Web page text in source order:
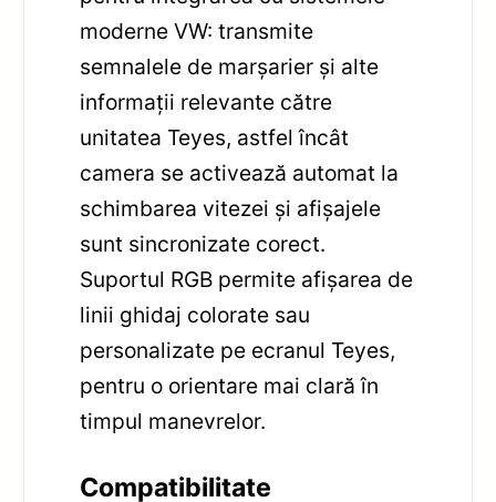
moderne VW: transmite
semnalele de marșarier și alte
informații relevante către
unitatea Teyes, astfel încât
camera se activează automat la
schimbarea vitezei și afișajele
sunt sincronizate corect.
Suportul RGB permite afișarea de
linii ghidaj colorate sau
personalizate pe ecranul Teyes,
pentru o orientare mai clară în
timpul manevrelor.
Compatibilitate